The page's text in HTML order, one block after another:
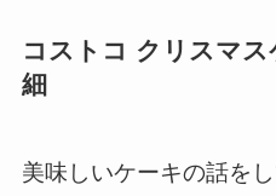
コストコ クリスマ
細
美味しいケーキの話を